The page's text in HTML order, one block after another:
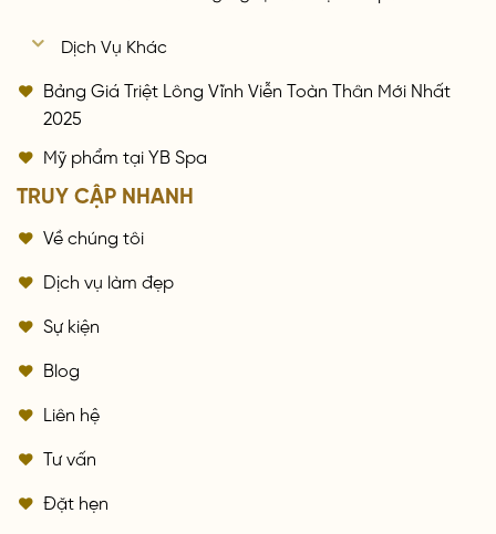
Dịch Vụ Khác
Bảng Giá Triệt Lông Vĩnh Viễn Toàn Thân Mới Nhất
2025
Mỹ phẩm tại YB Spa
TRUY CẬP NHANH
Về chúng tôi
Dịch vụ làm đẹp
Sự kiện
Blog
Liên hệ
Tư vấn
Đặt hẹn